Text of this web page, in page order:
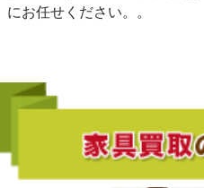
にお任せください。。